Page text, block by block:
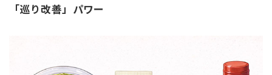
「巡り改善」パワー